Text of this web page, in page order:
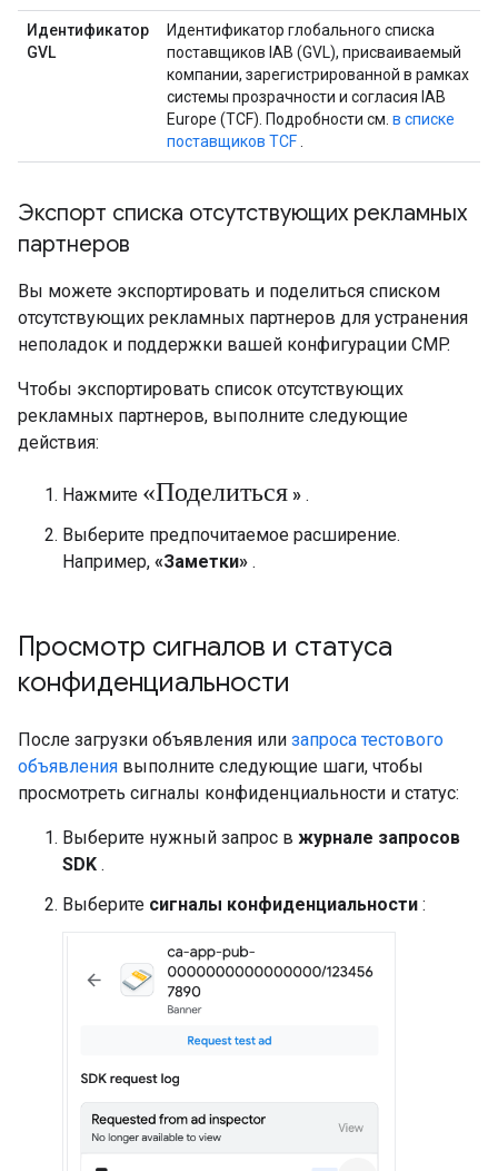
Идентификатор
GVL
Идентификатор глобального списка
поставщиков IAB (GVL), присваиваемый
компании, зарегистрированной в рамках
системы прозрачности и согласия IAB
Europe (TCF). Подробности см. в списке
поставщиков TCF
Экспорт списка отсутствующих рекламных
партнеров
Вы можете экспортировать и поделиться списком
отсутствующих рекламных партнеров для устранения
неполадок и поддержки вашей конфигурации CMP.
Чтобы экспортировать список отсутствующих
рекламных партнеров, выполните следующие
действия:
Нажмите «Поделиться » .
Выберите предпочитаемое расширение.
Например, «Заметки» .
Просмотр сигналов и статуса
конфиденциальности
После загрузки объявления или запроса тестового
объявления выполните следующие шаги, чтобы
просмотреть сигналы конфиденциальности и статус:
Выберите нужный запрос в журнале запросов
SDK .
Выберите сигналы конфиденциальности :